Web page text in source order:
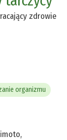
zdrowie
organizmu